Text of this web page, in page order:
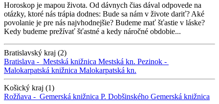
Horoskop je mapou života. Od dávnych čias dával odpovede na
otázky, ktoré nás trápia dodnes: Bude sa nám v živote dariť? Aké
povolanie je pre nás najvhodnejšie? Budeme mať šťastie v láske?
Kedy budeme prežívať šťastné a kedy náročné obdobie...
Bratislavský kraj (2)
Bratislava - Mestská knižnica Mestská kn. Pezinok -
Malokarpatská knižnica Malokarpatská kn.
Košický kraj (1)
Rožňava - Gemerská knižnica P. Dobšinského Gemerská knižnica